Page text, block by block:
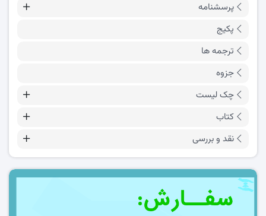
پرسشنامه
پکیج
ترجمه ها
جزوه
چک لیست
کتاب
نقد و بررسی